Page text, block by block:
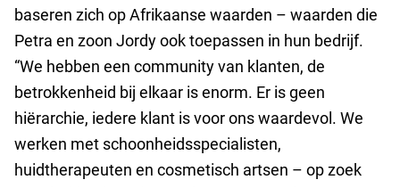
baseren zich op Afrikaanse waarden – waarden die
Petra en zoon Jordy ook toepassen in hun bedrijf.
“We hebben een community van klanten, de
betrokkenheid bij elkaar is enorm. Er is geen
hiërarchie, iedere klant is voor ons waardevol. We
werken met schoonheidsspecialisten,
huidtherapeuten en cosmetisch artsen – op zoek